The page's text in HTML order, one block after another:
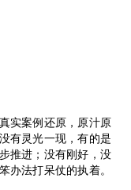
实案例还原，原汁原
有灵光一现，有的是
推进；没有刚好，没
办法打呆仗的执着。